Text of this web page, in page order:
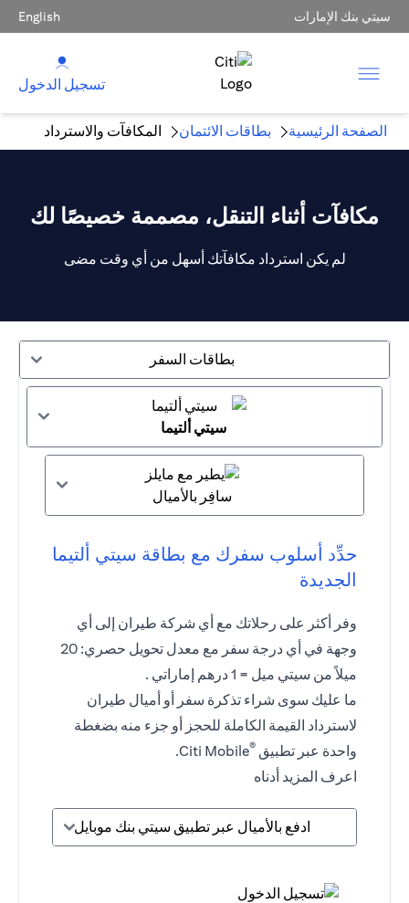
سيتي بنك الإمارات English
تسجيل الدخول
الصفحة الرئيسية بطاقات الائتمان المكافآت والاسترداد
مكافآت أثناء التنقل، مصممة خصيصًا لك
لم يكن استرداد مكافآتك أسهل من أي وقت مضى
بطاقات السفر
سيتي ألتيما
سافِر بالأميال
حدِّد أسلوب سفرك مع بطاقة سيتي ألتيما
الجديدة
وفر أكثر على رحلاتك مع أي شركة طيران إلى أي
وجهة في أي درجة سفر مع معدل تحويل حصري: 20
ميلاً من سيتي ميل = 1 درهم إماراتي .
ما عليك سوى شراء تذكرة سفر أو أميال طيران
لاسترداد القيمة الكاملة للحجز أو جزء منه بضغطة
واحدة عبر تطبيق ®
Citi Mobile.
اعرف المزيد أدناه
ادفع بالأميال عبر تطبيق سيتي بنك موبايل